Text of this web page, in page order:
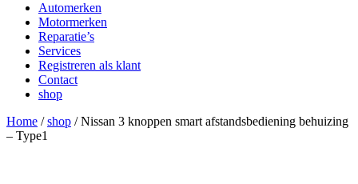
Automerken
Motormerken
Reparatie’s
Services
Registreren als klant
Contact
shop
Home /shop /Nissan 3 knoppen smart afstandsbediening behuizing
– Type1